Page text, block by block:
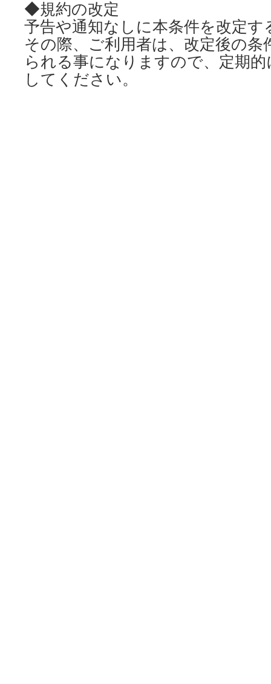
◆規約の改定
予告や通知なしに本条件を改定
その際、ご利用者は、改定後の条
られる事になりますので、定期
してください。